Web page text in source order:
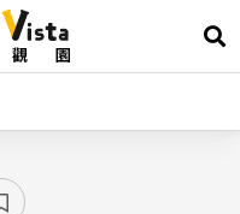
展